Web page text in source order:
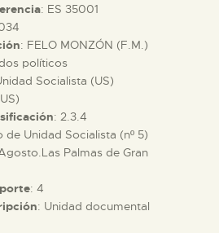
: ES 35001
: FELO MONZÓN (F.M.)
políticos
Socialista (US)
: 2.3.4
de Unidad Socialista (nº 5)
Palmas de Gran
: 4
: Unidad documental